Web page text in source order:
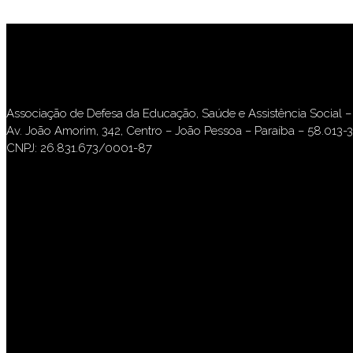
Associação de Defesa da Educação, Saúde e Assistência Social –
Av. João Amorim, 342, Centro – João Pessoa – Paraíba – 58.013-
CNPJ: 26.831.673/0001-87